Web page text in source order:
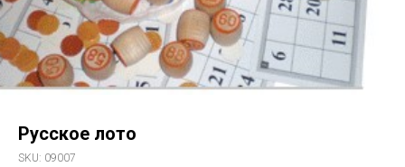
Русское лото
SKU: 09007